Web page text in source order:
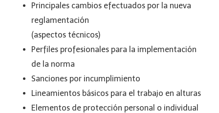
Principales cambios efectuados por la nueva
reglamentación
(aspectos técnicos)
Perfiles profesionales para la implementación
de la norma
Sanciones por incumplimiento
Lineamientos básicos para el trabajo en alturas
Elementos de protección personal o individual